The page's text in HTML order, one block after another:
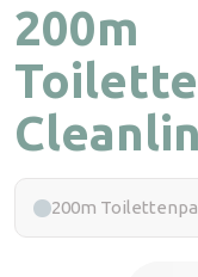
200m
200m